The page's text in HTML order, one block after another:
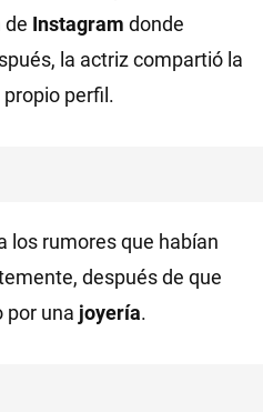
de Instagram donde
la actriz compartió la
perfil.
los rumores que habían
después de que
por una joyería.